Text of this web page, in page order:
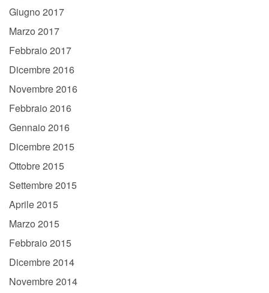
Giugno 2017
Marzo 2017
Febbraio 2017
Dicembre 2016
Novembre 2016
Febbraio 2016
Gennaio 2016
Dicembre 2015
Ottobre 2015
Settembre 2015
Aprile 2015
Marzo 2015
Febbraio 2015
Dicembre 2014
Novembre 2014